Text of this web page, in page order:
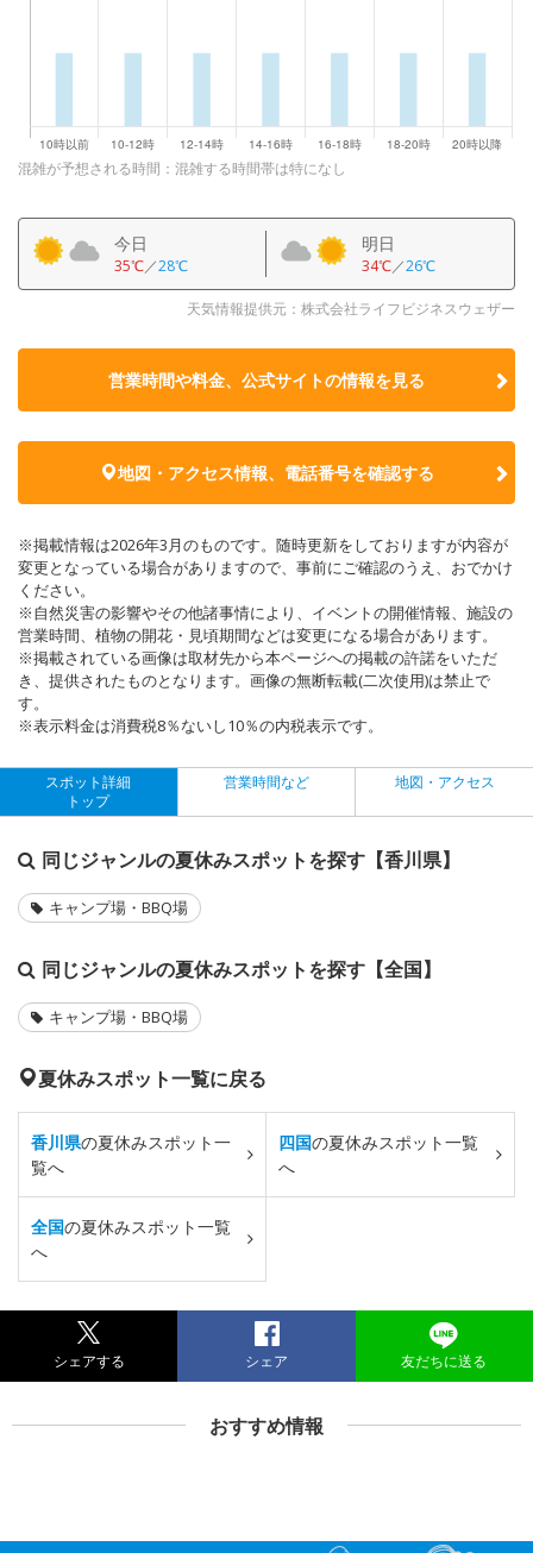
混雑が予想される時間：混雑する時間帯は特になし
今日
35℃／28℃
明日
34℃／26℃
天気情報提供元：株式会社ライフビジネスウェザー
営業時間や料金、公式サイトの情報を見る
地図・アクセス情報、電話番号を確認する
※掲載情報は2026年3月のものです。随時更新をしておりますが内容が
変更となっている場合がありますので、事前にご確認のうえ、おでかけ
ください。
※自然災害の影響やその他諸事情により、イベントの開催情報、施設の
営業時間、植物の開花・見頃期間などは変更になる場合があります。
※掲載されている画像は取材先から本ページへの掲載の許諾をいただ
き、提供されたものとなります。画像の無断転載(二次使用)は禁止で
す。
※表示料金は消費税8％ないし10％の内税表示です。
スポット詳細
トップ
営業時間など 地図・アクセス
同じジャンルの夏休みスポットを探す【香川県】
キャンプ場・BBQ場
同じジャンルの夏休みスポットを探す【全国】
キャンプ場・BBQ場
夏休みスポット一覧に戻る
香川県の夏休みスポット一
覧へ
四国の夏休みスポット一覧
へ
全国の夏休みスポット一覧
へ
シェアする シェア 友だちに送る
おすすめ情報